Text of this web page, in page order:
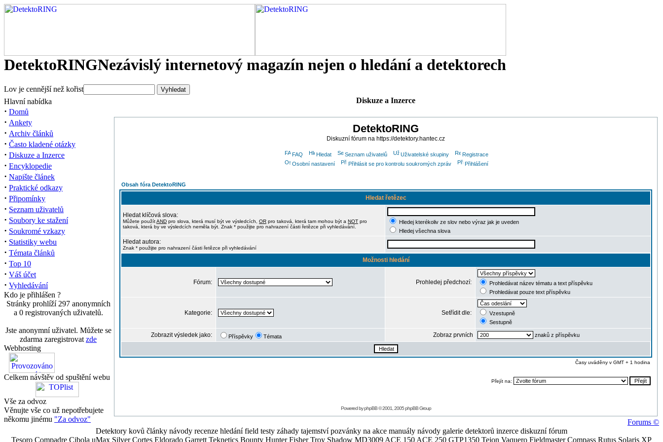
DetektoRINGNezávislý internetový magazín nejen o hledání a detektorech
Lov je cennější než kořist
Hlavní nabídka
· Domů
· Ankety
· Archiv článků
· Často kladené otázky
· Diskuze a Inzerce
· Encyklopedie
· Napište článek
· Praktické odkazy
· Připomínky
· Seznam uživatelů
· Soubory ke stažení
· Soukromé vzkazy
· Statistiky webu
· Témata článků
· Top 10
· Váš účet
· Vyhledávání
Kdo je přihlášen ?
Stránky prohlíží 297 anonymních
a 0 registrovaných uživatelů.
Jste anonymní uživatel. Můžete se
zdarma zaregistrovat zde
Webhosting
Celkem návštěv od spuštění webu
Vše za odvoz
Věnujte vše co už nepotřebujete
někomu jinému "Za odvoz"
Diskuze a Inzerce
DetektoRING
Diskuzní fórum na https://detektory.hantec.cz
FAQ Hledat Seznam uživatelů Uživatelské skupiny
Registrace
Osobní nastavení
Přihlásit se pro kontrolu soukromých zpráv Přihlášení
Obsah fóra DetektoRING
Hledat řetězec
Hledat klíčová slova:
Můžete použítAND pro slova, která musí být ve výsledcích, OR pro taková, která tam mohou být a NOT pro
taková, která by ve výsledcích neměla být. Znak * použijte pro nahrazení části řetězce při vyhledávání.
Hledej kterékoliv ze slov nebo výraz jak je uveden
Hledej všechna slova
Hledat autora:
Znak * použijte pro nahrazení části řetězce při vyhledávání
Možnosti hledání
Fórum: Prohledej předchozí:
Prohledávat název tématu a text příspěvku
Prohledávat pouze text příspěvku
Kategorie: Setřídit dle:
Vzestupně
Sestupně
Zobrazit výsledek jako: Příspěvky Témata Zobraz prvních znaků z příspěvku
Časy uváděny v GMT + 1 hodina
Přejít na:
Powered byphpBB© 2001, 2005 phpBB Group
Forums ©
Detektory kovů články návody recenze hledání field testy záhady tajemství pozvánky na akce manuály návody galerie detektorů inzerce diskuzní fórum
Tesoro Compadre Cibola uMax Silver Cortes Eldorado Garrett Teknetics Bounty Hunter Fisher Troy Shadow MD3009 ACE 150 ACE 250 GTP1350 Tejon Vaquero Fieldmaster Compass Rutus Solaris XP